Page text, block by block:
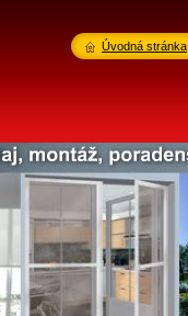
Úvodná stránka